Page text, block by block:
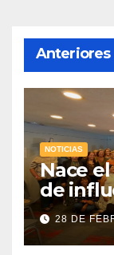
Anteriores
NOTICIAS
Nace
de
28 DE